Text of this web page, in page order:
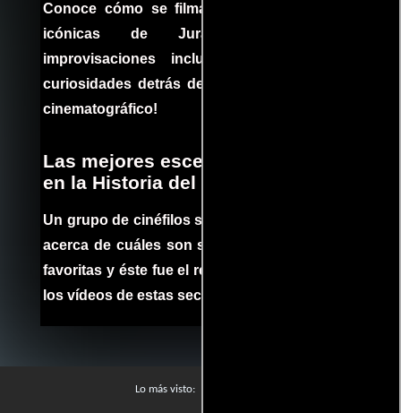
Conoce cómo se filmaron algunas escenas
icónicas de Jurassic Park, con
improvisaciones incluidas. ¡Descubre las
curiosidades detrás del rodaje de un clásico
cinematográfico!
Las mejores escenas de acción
en la Historia del cine
Un grupo de cinéfilos se juntaron para debatir
acerca de cuáles son sus escenas de acción
favoritas y éste fue el resultado. No te pierdas
los vídeos de estas secuencias inolvidables.
Lo más visto: